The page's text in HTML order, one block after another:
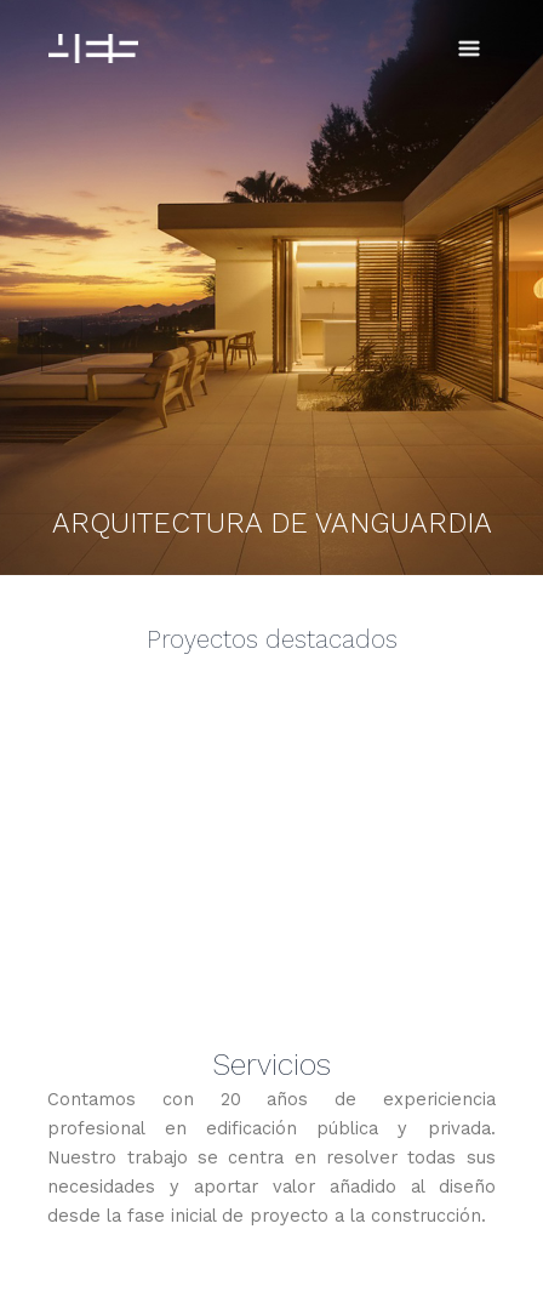
ARQUITECTURA DE VANGUARDIA
Proyectos destacados
Servicios
Contamos con 20 años de expericiencia
profesional en edificación pública y privada.
Nuestro trabajo se centra en resolver todas sus
necesidades y aportar valor añadido al diseño
desde la fase inicial de proyecto a la construcción.